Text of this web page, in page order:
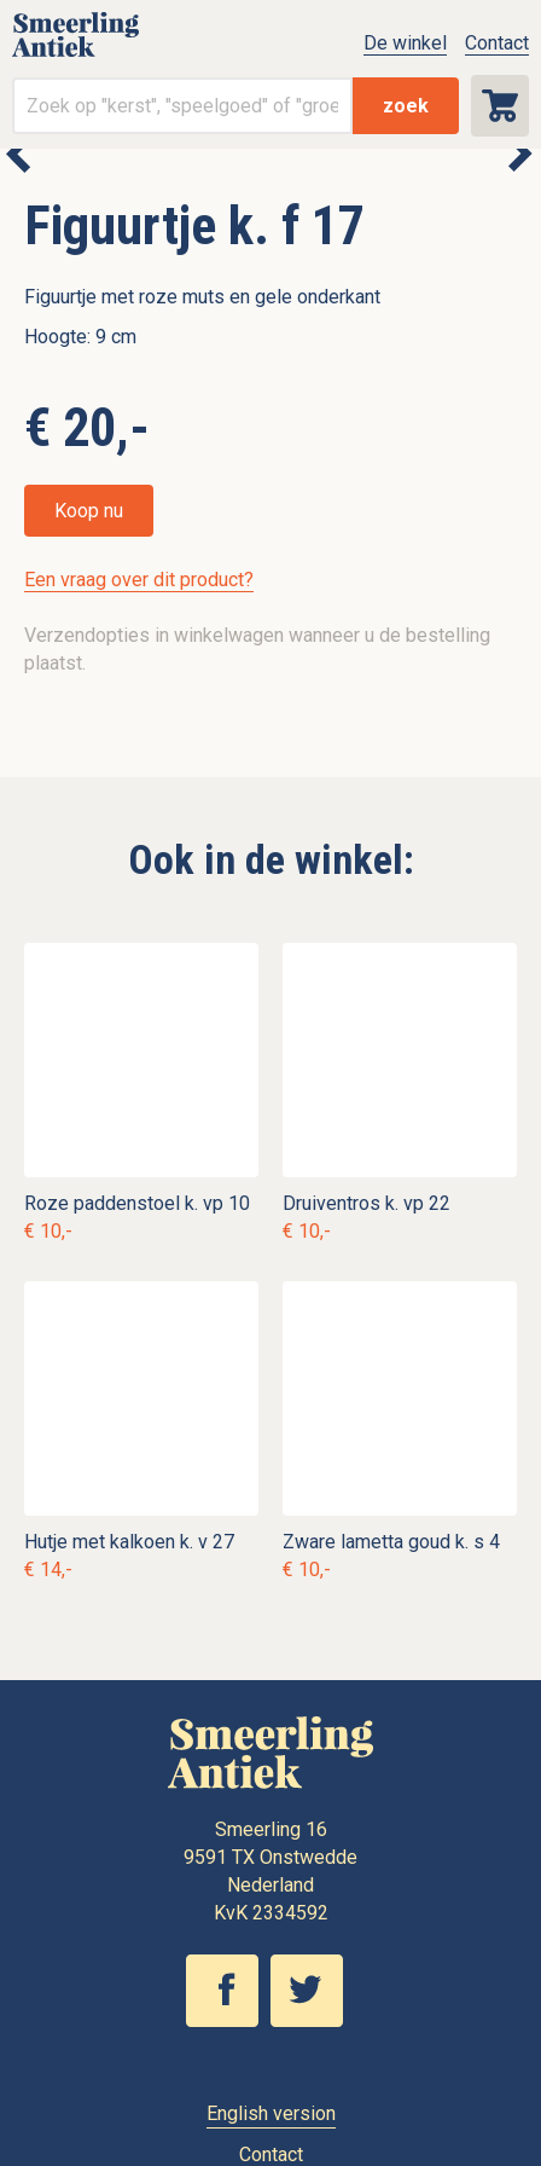
zoek
De winkel Contact
Figuurtje k. f 17
Figuurtje met roze muts en gele onderkant
Hoogte: 9 cm
€ 20,-
Koop nu
Een vraag over dit product?
Verzendopties in winkelwagen wanneer u de bestelling
plaatst.
Ook in de winkel:
Roze paddenstoel k. vp 10
€ 10,-
Druiventros k. vp 22
€ 10,-
Hutje met kalkoen k. v 27
€ 14,-
Zware lametta goud k. s 4
€ 10,-
Smeerling 16
9591 TX Onstwedde
Nederland
KvK 2334592
English version
Contact